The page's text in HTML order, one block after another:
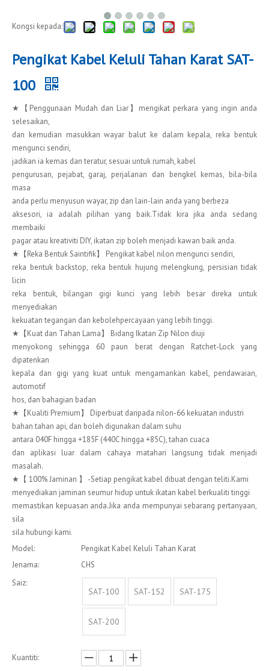
Kongsi kepada:
Pengikat Kabel Keluli Tahan Karat SAT-
100
★【Penggunaan Mudah dan Liar】mengikat perkara yang ingin anda
selesaikan,
dan kemudian masukkan wayar balut ke dalam kepala, reka bentuk
mengunci sendiri,
jadikan ia kemas dan teratur, sesuai untuk rumah, kabel
pengurusan, pejabat, garaj, perjalanan dan bengkel kemas, bila-bila
masa
anda perlu menyusun wayar, zip dan lain-lain anda yang berbeza
aksesori, ia adalah pilihan yang baik.Tidak kira jika anda sedang
membaiki
pagar atau kreativiti DIY, ikatan zip boleh menjadi kawan baik anda.
★【Reka Bentuk Saintifik】 Pengikat kabel nilon mengunci sendiri,
reka bentuk backstop, reka bentuk hujung melengkung, persisian tidak
licin
reka bentuk, bilangan gigi kunci yang lebih besar direka untuk
menyediakan
kekuatan tegangan dan kebolehpercayaan yang lebih tinggi.
★【Kuat dan Tahan Lama】 Bidang Ikatan Zip Nilon diuji
menyokong sehingga 60 paun berat dengan Ratchet-Lock yang
dipatenkan
kepala dan gigi yang kuat untuk mengamankan kabel, pendawaian,
automotif
hos, dan bahagian badan
★【Kualiti Premium】 Diperbuat daripada nilon-66 kekuatan industri
bahan tahan api, dan boleh digunakan dalam suhu
antara 040F hingga +185F (440C hingga +85C), tahan cuaca
dan aplikasi luar dalam cahaya matahari langsung tidak menjadi
masalah.
★【 100% Jaminan 】 -Setiap pengikat kabel dibuat dengan teliti.Kami
menyediakan jaminan seumur hidup untuk ikatan kabel berkualiti tinggi
memastikan kepuasan anda.Jika anda mempunyai sebarang pertanyaan,
sila
sila hubungi kami.
Model:
Pengikat Kabel Keluli Tahan Karat
Jenama:
CHS
Saiz:
SAT-100 SAT-152 SAT-175
SAT-200
Kuantiti: